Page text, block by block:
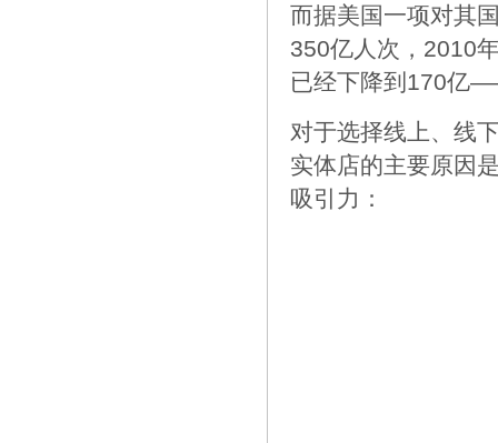
而据美国一项对其
350亿人次，2010
已经下降到170亿
对于选择线上、线
实体店的主要原因
吸引力：